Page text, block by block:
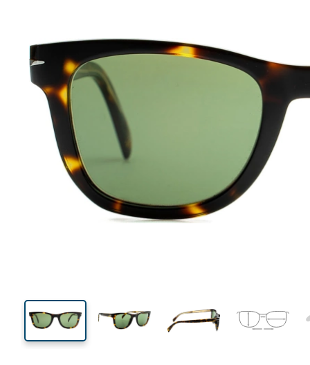
Lățimea ramei
40 mm
Înălțime lentilă
50 mm
Lățimea lentilei
Lățimea